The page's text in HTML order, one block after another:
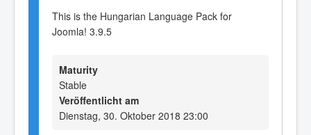
This is the Hungarian Language Pack for
Joomla! 3.9.5
Maturity
Stable
Veröffentlicht am
Dienstag, 30. Oktober 2018 23:00